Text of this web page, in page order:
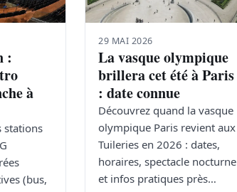
:
à
stations
(bus,
29 MAI 2026
La vasque olympique
brillera cet été à Paris
: date connue
Découvrez quand la vasque
olympique Paris revient aux
Tuileries en 2026 : dates,
horaires, spectacle nocturne
et infos pratiques près…